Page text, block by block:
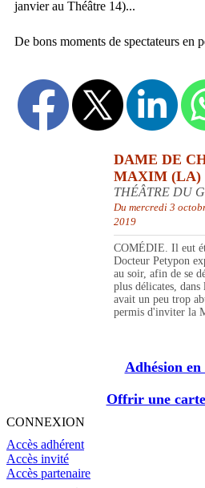
janvier au Théâtre 14)...
De bons moments de spectateurs en
DAME DE
MAXIM (LA)
THÉÂTRE DU
Du mercredi 3
2019
COMÉDIE. Il eut
Docteur Petypon
au soir, afin de se
plus délicates,
avait un peu trop
permis d'inviter la
Adhésion en
Offrir une
CONNEXION
Accès adhérent
Accès invité
Accès partenaire